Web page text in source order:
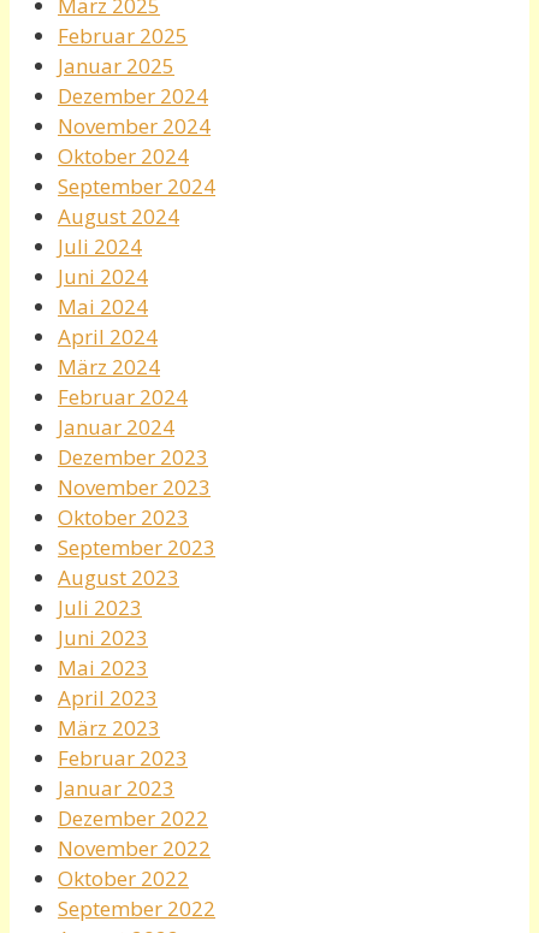
Februar 2025
Januar 2025
Dezember 2024
November 2024
Oktober 2024
September 2024
August 2024
Juli 2024
Juni 2024
Mai 2024
April 2024
März 2024
Februar 2024
Januar 2024
Dezember 2023
November 2023
Oktober 2023
September 2023
August 2023
Juli 2023
Juni 2023
Mai 2023
April 2023
März 2023
Februar 2023
Januar 2023
Dezember 2022
November 2022
Oktober 2022
September 2022